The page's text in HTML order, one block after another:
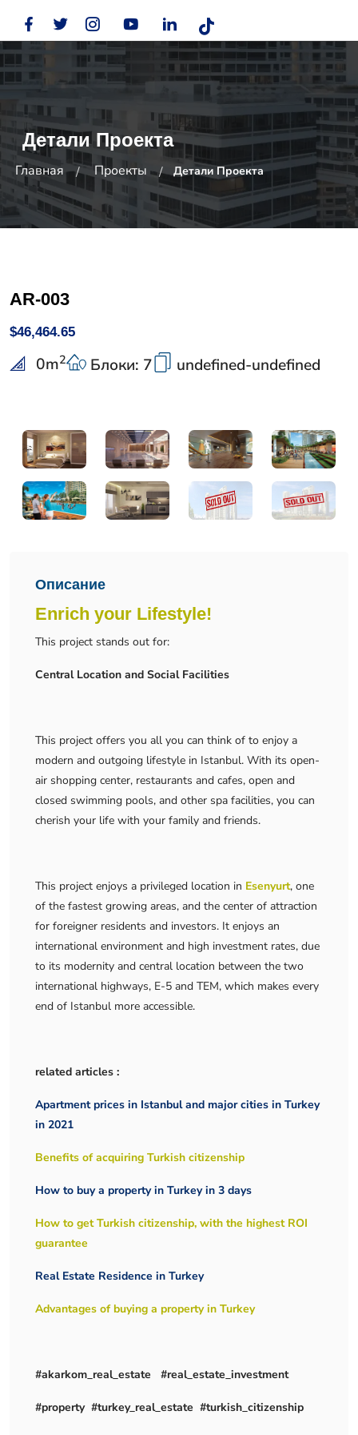
Детали Проекта
Главная Проекты Детали Проекта
AR-003
$46,464.65
0m2 Блоки: 7 undefined-undefined
Описание
Enrich your Lifestyle!
This project stands out for:
Central Location and Social Facilities
This project offers you all you can think of to enjoy a
modern and outgoing lifestyle in Istanbul. With its open-
air shopping center, restaurants and cafes, open and
closed swimming pools, and other spa facilities, you can
cherish your life with your family and friends.
This project enjoys a privileged location in Esenyurt, one
of the fastest growing areas, and the center of attraction
for foreigner residents and investors. It enjoys an
international environment and high investment rates, due
to its modernity and central location between the two
international highways, E-5 and TEM, which makes every
end of Istanbul more accessible.
related articles :
Apartment prices in Istanbul and major cities in Turkey
in 2021
Benefits of acquiring Turkish citizenship
How to buy a property in Turkey in 3 days
How to get Turkish citizenship, with the highest ROI
guarantee
Real Estate Residence in Turkey
Advantages of buying a property in Turkey
#akarkom_real_estate #real_estate_investment
#property #turkey_real_estate #turkish_citizenship